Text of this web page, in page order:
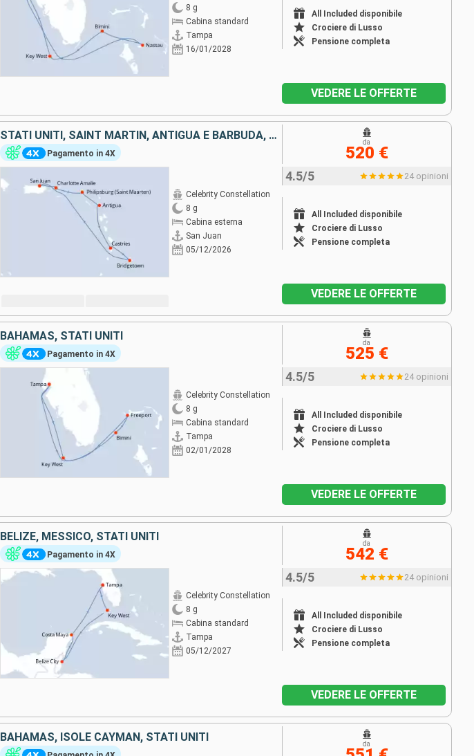
8 g
Cabina standard
Tampa
16/01/2028
All Included disponibile
Crociere di Lusso
Pensione completa
VEDERE LE OFFERTE
STATI UNITI, SAINT MARTIN, ANTIGUA E BARBUDA, SANTA LUCIA, BARBADOS, PORTORICO
Pagamento in 4X
Celebrity Constellation
8 g
Cabina esterna
San Juan
05/12/2026
4.5/5 24 opinioni
All Included disponibile
Crociere di Lusso
Pensione completa
da
520 €
VEDERE LE OFFERTE
BAHAMAS, STATI UNITI
Pagamento in 4X
Celebrity Constellation
8 g
Cabina standard
Tampa
02/01/2028
4.5/5 24 opinioni
All Included disponibile
Crociere di Lusso
Pensione completa
da
525 €
VEDERE LE OFFERTE
BELIZE, MESSICO, STATI UNITI
Pagamento in 4X
Celebrity Constellation
8 g
Cabina standard
Tampa
05/12/2027
4.5/5 24 opinioni
All Included disponibile
Crociere di Lusso
Pensione completa
da
542 €
VEDERE LE OFFERTE
BAHAMAS, ISOLE CAYMAN, STATI UNITI
da